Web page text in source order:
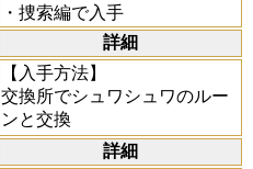
・捜索編で入手
詳細
【入手方法】
交換所でシュワシュワのルー
ンと交換
詳細